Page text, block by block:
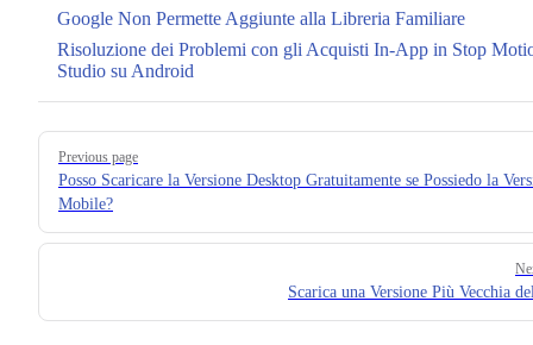
Google Non Permette Aggiunte alla Libreria Familiare
Risoluzione dei Problemi con gli Acquisti In-App in Stop
Studio su Android
Pager
Previous page
Posso Scaricare la Versione Desktop Gratuitamente se Possiedo la
Mobile?
Scarica una Versione Più Vecchia